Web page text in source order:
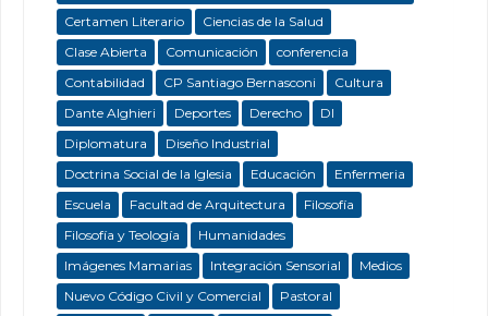
Certamen Literario
Ciencias de la Salud
Clase Abierta
Comunicación
conferencia
Contabilidad
CP Santiago Bernasconi
Cultura
Dante Alghieri
Deportes Derecho
DI
Diplomatura
Diseño Industrial
Doctrina Social de la Iglesia
Educación
Enfermeria
Escuela
Facultad de Arquitectura
Filosofía
Filosofía y Teología
Humanidades
Imágenes Mamarias
Integración Sensorial
Medios
Nuevo Código Civil y Comercial
Pastoral